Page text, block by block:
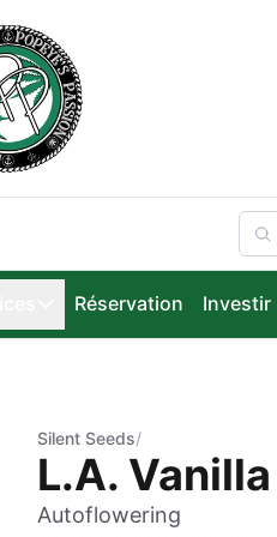
Réservation Investir
Silent Seeds/
L.A.
Autoflowering